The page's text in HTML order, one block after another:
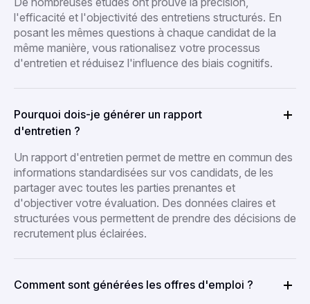
l'efficacité et l'objectivité des entretiens structurés. En
posant les mêmes questions à chaque candidat de la
même manière, vous rationalisez votre processus
d'entretien et réduisez l'influence des biais cognitifs.
Pourquoi dois-je générer un rapport
d'entretien ?
Un rapport d'entretien permet de mettre en commun des
informations standardisées sur vos candidats, de les
partager avec toutes les parties prenantes et
d'objectiver votre évaluation. Des données claires et
structurées vous permettent de prendre des décisions de
recrutement plus éclairées.
Comment sont générées les offres d'emploi ?